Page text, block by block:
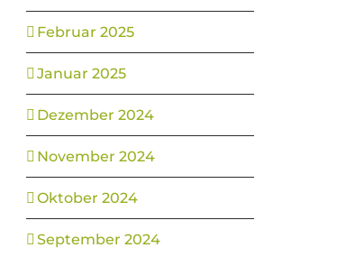
Februar 2025
Januar 2025
Dezember 2024
November 2024
Oktober 2024
September 2024